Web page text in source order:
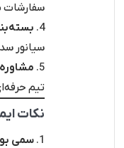
سفارشات
سیانور
تیم
نکات
سمی